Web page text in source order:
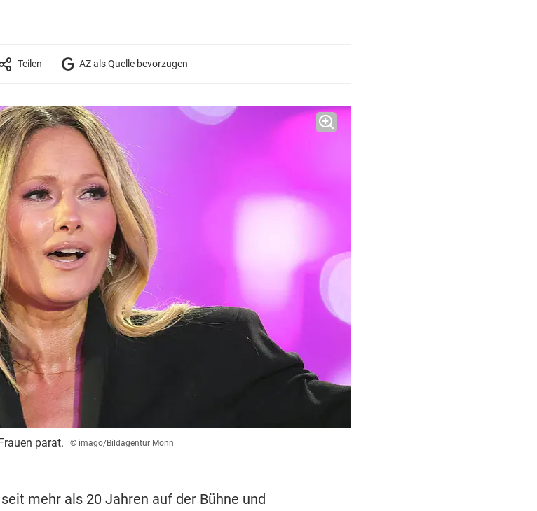
Teilen AZ als Quelle bevorzugen
parat. © imago/Bildagentur Monn
mehr als 20 Jahren auf der Bühne und